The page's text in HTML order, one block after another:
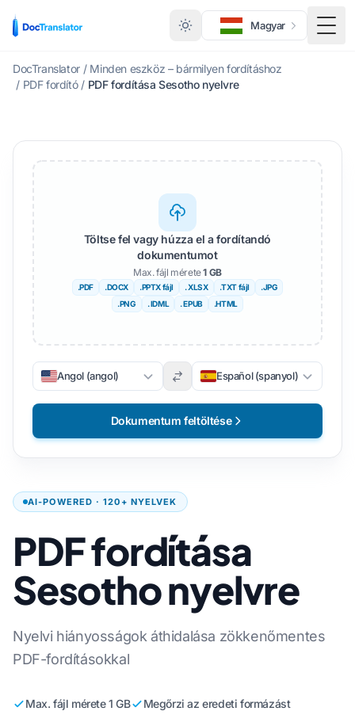
Magyar
DocTranslator / Minden eszköz – bármilyen fordításhoz
/ PDF fordító / PDF fordítása Sesotho nyelvre
AI-POWERED · 120+ NYELVEK
PDF fordítása
Sesotho nyelvre
Nyelvi hiányosságok áthidalása zökkenőmentes
PDF-fordításokkal
Max. fájl mérete 1 GB Megőrzi az eredeti formázást
Töltse fel vagy húzza el a fordítandó
dokumentumot
Max. fájl mérete1 GB
.PDF .DOCX .PPTX fájl . XLSX .TXT fájl
.JPG
.PNG
. IDML . EPUB .HTML
Angol (angol) Español (spanyol)
Dokumentum feltöltése